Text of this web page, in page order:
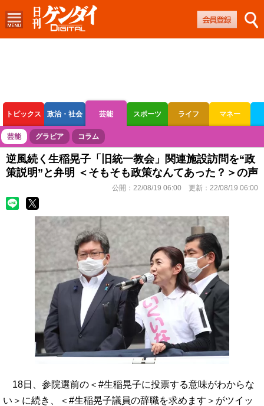
トピックス 政治・社会 芸能 スポーツ ライフ マネー
ボートレース 競輪 オートレース
芸能 グラビア コラム
逆風続く生稲晃子「旧統一教会」関連施設訪問を“政
策説明”と弁明 ＜そもそも政策なんてあった？＞の声
公開： 22/08/19 06:00 更新： 22/08/19 06:00
18日、参院選前の＜#生稲晃子に投票する意味がわからな
い＞に続き、＜#生稲晃子議員の辞職を求めます＞がツイッ